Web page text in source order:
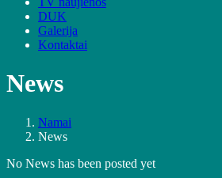
DUK
Galerija
Kontaktai
News
Namai
News
No News has been posted yet